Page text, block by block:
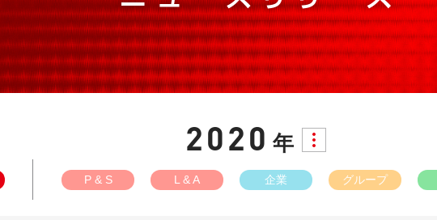
2020 年
P & S L & A 企業 グループ